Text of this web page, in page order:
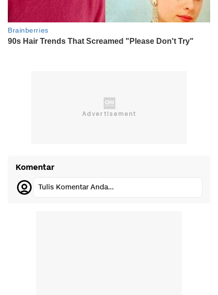
Komentar
Tulis Komentar Anda...